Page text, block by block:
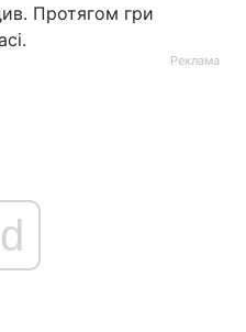
Протягом гри
Реклама